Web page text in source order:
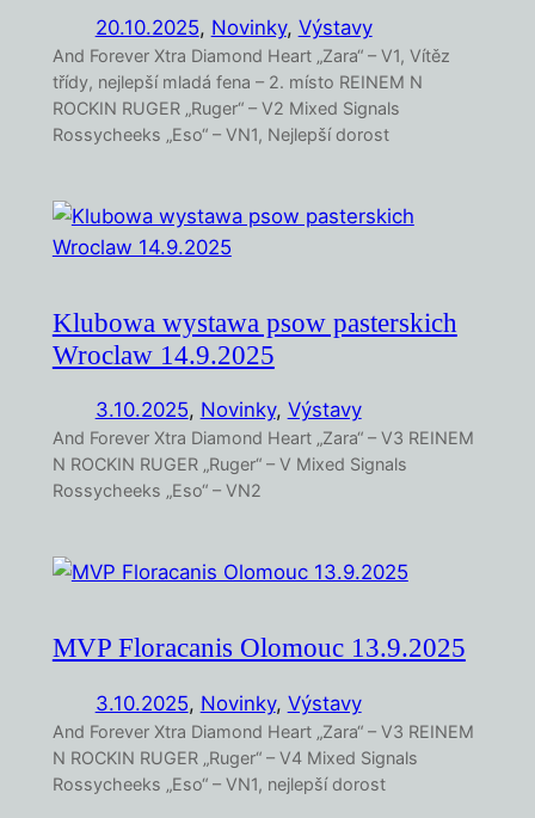
20.10.2025, Novinky, Výstavy
And Forever Xtra Diamond Heart „Zara“ – V1, Vítěz
třídy, nejlepší mladá fena – 2. místo REINEM N
ROCKIN RUGER „Ruger“ – V2 Mixed Signals
Rossycheeks „Eso“ – VN1, Nejlepší dorost
Klubowa wystawa psow pasterskich
Wroclaw 14.9.2025
3.10.2025, Novinky, Výstavy
And Forever Xtra Diamond Heart „Zara“ – V3 REINEM
N ROCKIN RUGER „Ruger“ – V Mixed Signals
Rossycheeks „Eso“ – VN2
MVP Floracanis Olomouc 13.9.2025
3.10.2025, Novinky, Výstavy
And Forever Xtra Diamond Heart „Zara“ – V3 REINEM
N ROCKIN RUGER „Ruger“ – V4 Mixed Signals
Rossycheeks „Eso“ – VN1, nejlepší dorost